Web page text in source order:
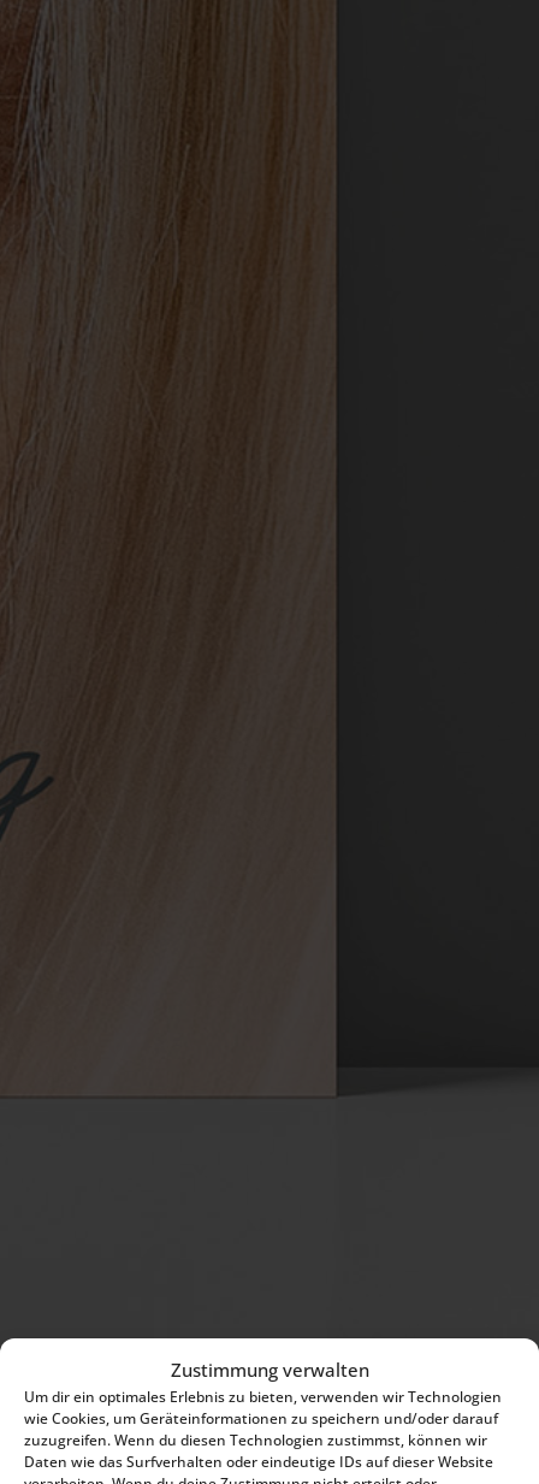
Zustimmung verwalten
Um dir ein optimales Erlebnis zu bieten, verwenden wir Technologien
wie Cookies, um Geräteinformationen zu speichern und/oder darauf
zuzugreifen. Wenn du diesen Technologien zustimmst, können wir
Daten wie das Surfverhalten oder eindeutige IDs auf dieser Website